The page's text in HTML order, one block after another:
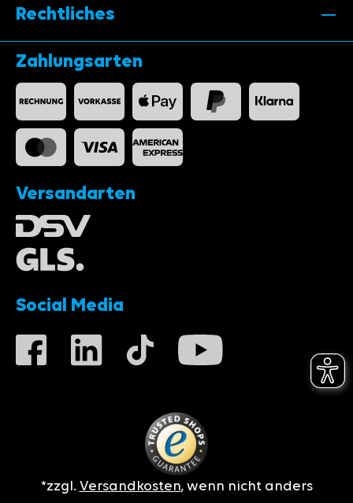
Rechtliches
Zahlungsarten
Versandarten
Social Media
*zzgl. Versandkosten, wenn nicht anders